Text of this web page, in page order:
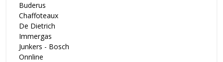
Buderus
Chaffoteaux
De Dietrich
Immergas
Junkers - Bosch
Onnline